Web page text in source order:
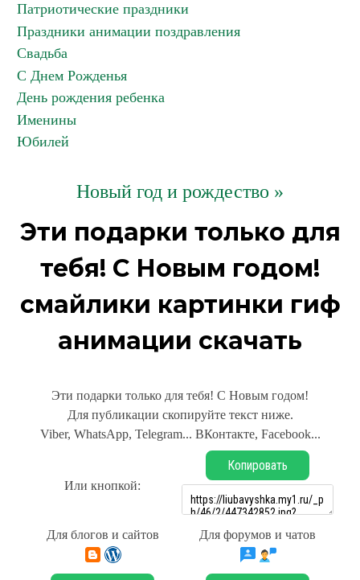
Патриотические праздники
Праздники анимации поздравления
Свадьба
С Днем Рожденья
День рождения ребенка
Именины
Юбилей
Новый год и рождество »
Эти подарки только для
тебя! С Новым годом!
смайлики картинки гиф
анимации скачать
Эти подарки только для тебя! С Новым годом!
Для публикации скопируйте текст ниже.
Viber, WhatsApp, Telegram... ВКонтакте, Facebook...
Или кнопкой:
Копировать
Для блогов и сайтов Для форумов и чатов